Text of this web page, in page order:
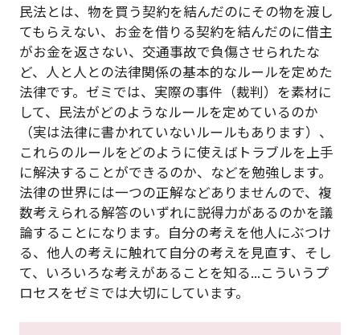
民法とは、物を買う契約を結んだのにその物を渡し
てもらえない、お金を借りる契約を結んだのに借主
がお金を返さない、交通事故で負傷させられたな
ど、人と人との法律関係の基本的なルールを定めた
法律です。ゼミでは、実際の事件（裁判）を素材に
して、民法がどのようなルールを定めているのか
（実は法律に書かれていないルールもあります）、
これらのルールをどのように使えばトラブルを上手
に解決することができるのか、などを勉強します。
法律の世界には一つの正解などありませんので、複
数考えられる解答のいずれに説得力があるのかを議
論することになります。自分の考えを他人にぶつけ
る、他人の考えに触れて自分の考えを見直す、そし
て、いろいろな考えがあることを知る...こういうプ
ロセスをゼミでは大切にしています。